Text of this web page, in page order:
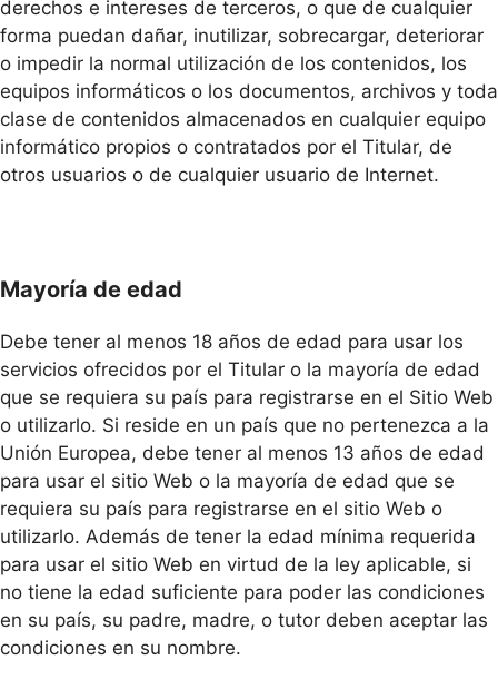
derechos e intereses de terceros, o que de cualquier
forma puedan dañar, inutilizar, sobrecargar, deteriorar
o impedir la normal utilización de los contenidos, los
equipos informáticos o los documentos, archivos y toda
clase de contenidos almacenados en cualquier equipo
informático propios o contratados por el Titular, de
otros usuarios o de cualquier usuario de Internet.
Mayoría de edad
Debe tener al menos 18 años de edad para usar los
servicios ofrecidos por el Titular o la mayoría de edad
que se requiera su país para registrarse en el Sitio Web
o utilizarlo. Si reside en un país que no pertenezca a la
Unión Europea, debe tener al menos 13 años de edad
para usar el sitio Web o la mayoría de edad que se
requiera su país para registrarse en el sitio Web o
utilizarlo. Además de tener la edad mínima requerida
para usar el sitio Web en virtud de la ley aplicable, si
no tiene la edad suficiente para poder las condiciones
en su país, su padre, madre, o tutor deben aceptar las
condiciones en su nombre.